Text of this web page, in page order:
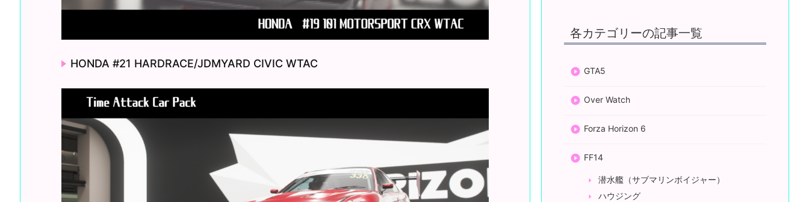
HONDA #21 HARDRACE/JDMYARD CIVIC WTAC
各カテゴリーの記事一覧
GTA5
Over Watch
Forza Horizon 6
FF14
潜水艦（サブマリンボイジャー）
ハウジング